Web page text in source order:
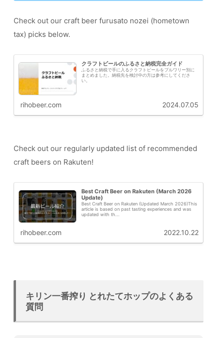
Check out our craft beer furusato nozei (hometown
tax) picks below.
クラフトビールのふるさと納税完全ガイド
ふるさと納税で手に入るクラフトビールをブルワリー別に
まとめました。納税先を検討中の方は参考にしてくださ
い。
rihobeer.com 2024.07.05
Check out our regularly updated list of recommended
craft beers on Rakuten!
Best Craft Beer on Rakuten (March 2026
Update)
Best Craft Beer on Rakuten (Updated March 2026)This
article is based on past tasting experiences and was
updated with th...
rihobeer.com 2022.10.22
キリン一番搾り とれたてホップのよくある
質問